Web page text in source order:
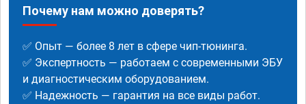
Почему нам можно доверять?
✅ Опыт — более 8 лет в сфере чип-тюнинга.
✅ Экспертность — работаем с современными ЭБУ
и диагностическим оборудованием.
✅ Надежность — гарантия на все виды работ.